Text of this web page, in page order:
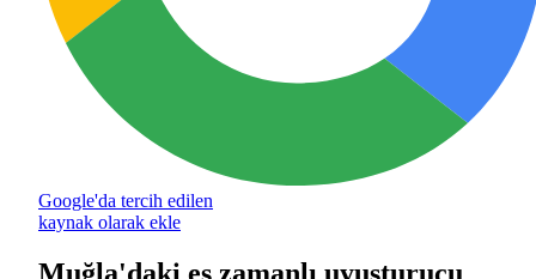
Google'da tercih edilen
kaynak olarak ekle